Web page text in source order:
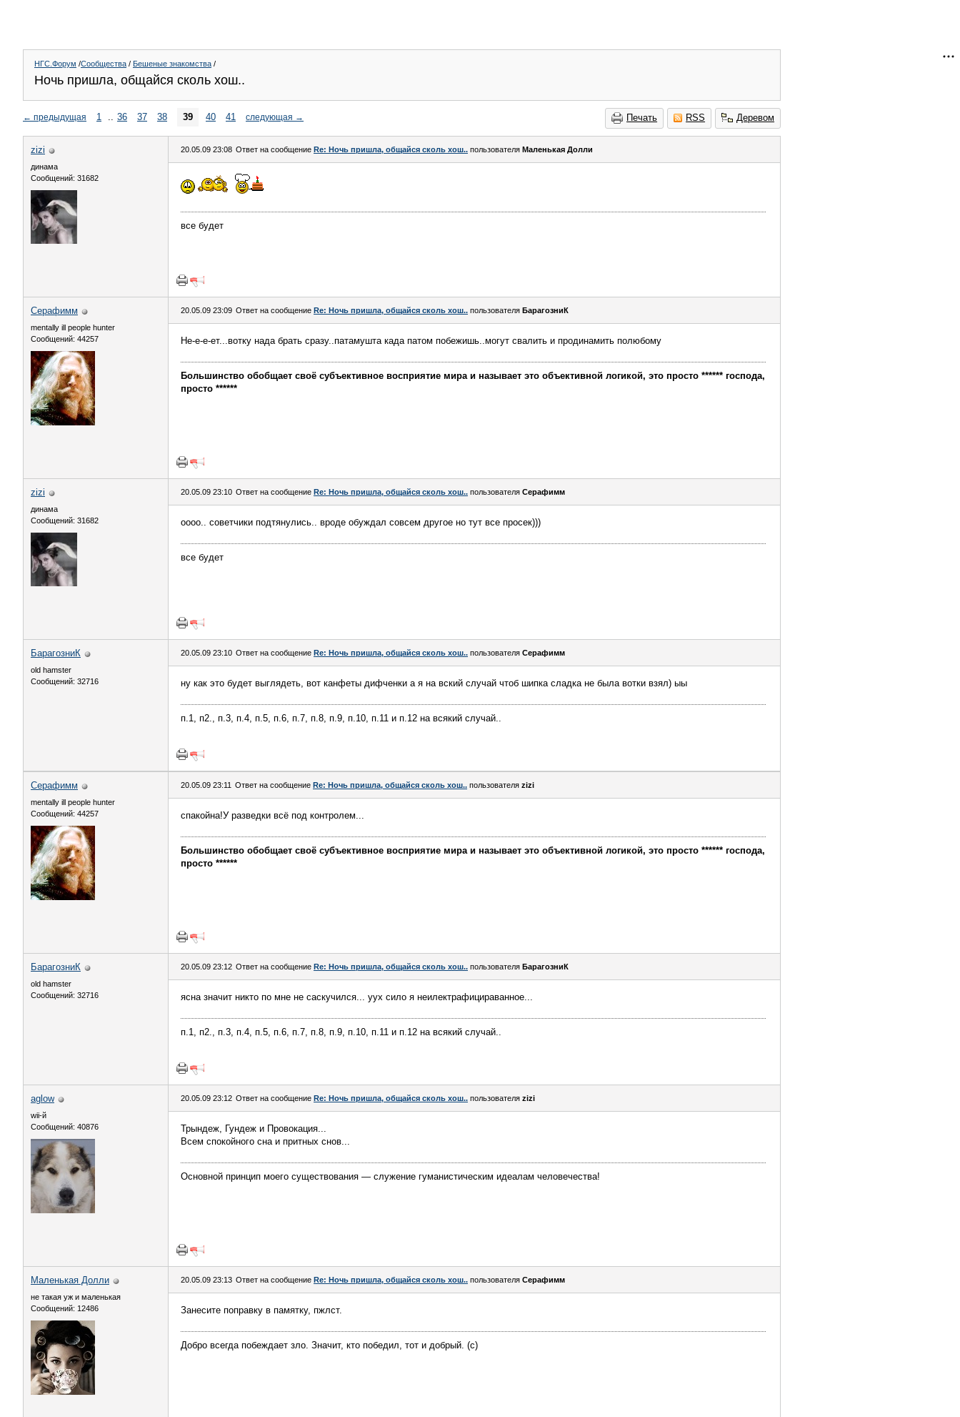
НГС.Форум /Сообщества / Бешеные знакомства /
Ночь пришла, общайся сколь хош..
Печать RSS Деревом
← предыдущая 1 .. 36 37 38 39 40 41 следующая →
zizi
динама
Сообщений: 31682
20.05.09 23:08 Ответ на сообщение Re: Ночь пришла, общайся сколь хош.. пользователя Маленькая Долли
все будет
Серафимм
mentally ill people hunter
Сообщений: 44257
20.05.09 23:09 Ответ на сообщение Re: Ночь пришла, общайся сколь хош.. пользователя БарагозниК
Не-е-е-ет...вотку нада брать сразу..патамушта када патом побежишь..могут свалить и продинамить полюбому
Большинство обобщает своё субъективное восприятие мира и называет это объективной логикой, это просто ****** господа,
просто ******
zizi
динама
Сообщений: 31682
20.05.09 23:10 Ответ на сообщение Re: Ночь пришла, общайся сколь хош.. пользователя Серафимм
оооо.. советчики подтянулись.. вроде обуждал совсем другое но тут все просек)))
все будет
БарагозниК
old hamster
Сообщений: 32716
20.05.09 23:10 Ответ на сообщение Re: Ночь пришла, общайся сколь хош.. пользователя Серафимм
ну как это будет выглядеть, вот канфеты дифченки а я на вский случай чтоб шипка сладка не была вотки взял) ыы
п.1, п2., п.3, п.4, п.5, п.6, п.7, п.8, п.9, п.10, п.11 и п.12 на всякий случай..
Серафимм
mentally ill people hunter
Сообщений: 44257
20.05.09 23:11 Ответ на сообщение Re: Ночь пришла, общайся сколь хош.. пользователя zizi
спакойна!У разведки всё под контролем...
Большинство обобщает своё субъективное восприятие мира и называет это объективной логикой, это просто ****** господа,
просто ******
БарагозниК
old hamster
Сообщений: 32716
20.05.09 23:12 Ответ на сообщение Re: Ночь пришла, общайся сколь хош.. пользователя БарагозниК
ясна значит никто по мне не саскучился... уух сило я неилектрафицираванное...
п.1, п2., п.3, п.4, п.5, п.6, п.7, п.8, п.9, п.10, п.11 и п.12 на всякий случай..
aglow
wii-й
Сообщений: 40876
20.05.09 23:12 Ответ на сообщение Re: Ночь пришла, общайся сколь хош.. пользователя zizi
Трындеж, Гундеж и Провокация...
Всем спокойного сна и притных снов...
Основной принцип моего существования — служение гуманистическим идеалам человечества!
Маленькая Долли
не такая уж и маленькая
Сообщений: 12486
20.05.09 23:13 Ответ на сообщение Re: Ночь пришла, общайся сколь хош.. пользователя Серафимм
Занесите поправку в памятку, пжлст.
Добро всегда побеждает зло. Значит, кто победил, тот и добрый. (с)